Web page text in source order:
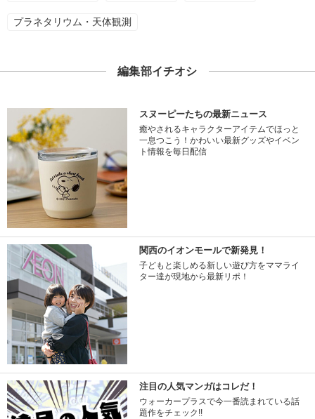
プラネタリウム・天体観測
編集部イチオシ
スヌーピーたちの最新ニュース
癒やされるキャラクターアイテムでほっと
一息つこう！かわいい最新グッズやイベン
ト情報を毎日配信
関西のイオンモールで新発見！
子どもと楽しめる新しい遊び方をママライ
ター達が現地から最新リポ！
注目の人気マンガはコレだ！
ウォーカープラスで今一番読まれている話
題作をチェック!!